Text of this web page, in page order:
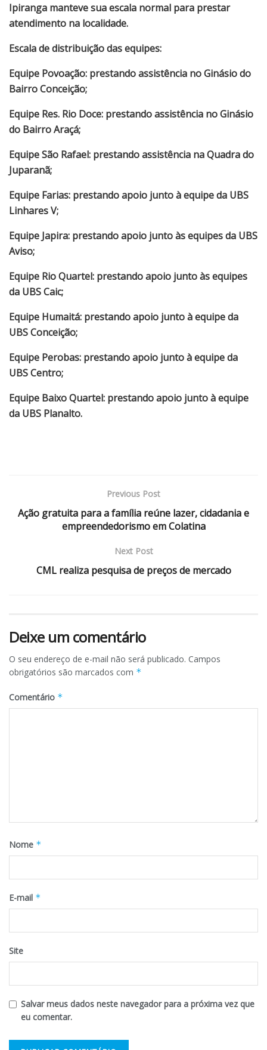
Ipiranga manteve sua escala normal para prestar
atendimento na localidade.
Escala de distribuição das equipes:
Equipe Povoação: prestando assistência no Ginásio do
Bairro Conceição;
Equipe Res. Rio Doce: prestando assistência no Ginásio
do Bairro Araçá;
Equipe São Rafael: prestando assistência na Quadra do
Juparanã;
Equipe Farias: prestando apoio junto à equipe da UBS
Linhares V;
Equipe Japira: prestando apoio junto às equipes da UBS
Aviso;
Equipe Rio Quartel: prestando apoio junto às equipes
da UBS Caic;
Equipe Humaitá: prestando apoio junto à equipe da
UBS Conceição;
Equipe Perobas: prestando apoio junto à equipe da
UBS Centro;
Equipe Baixo Quartel: prestando apoio junto à equipe
da UBS Planalto.
Previous Post
Ação gratuita para a família reúne lazer, cidadania e
empreendedorismo em Colatina
Next Post
CML realiza pesquisa de preços de mercado
Deixe um comentário
O seu endereço de e-mail não será publicado. Campos
obrigatórios são marcados com *
Comentário *
Nome *
E-mail *
Site
Salvar meus dados neste navegador para a próxima vez que
eu comentar.